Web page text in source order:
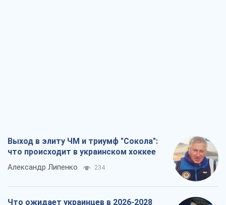
Выход в элиту ЧМ и триумф "Сокола":
что происходит в украинском хоккее
Александр Липенко 234
Что ожидает украинцев в 2026-2028